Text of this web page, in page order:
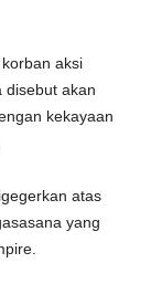
aksi
disebut akan
kekayaan
atas
yang